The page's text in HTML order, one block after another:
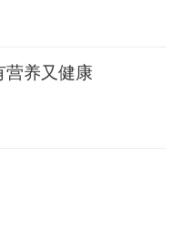
营养又健康